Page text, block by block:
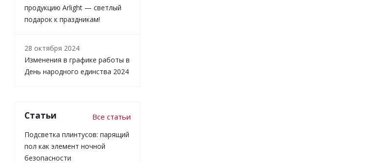
продукцию Arlight — светлый
подарок к праздникам!
28 октября 2024
Изменения в графике работы в
День народного единства 2024
Статьи Все статьи
Подсветка плинтусов: парящий
пол как элемент ночной
безопасности